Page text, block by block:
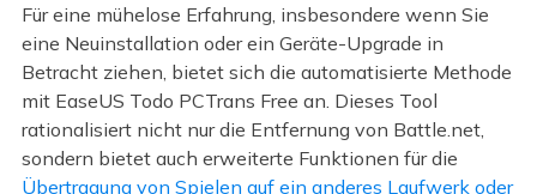
Für eine mühelose Erfahrung, insbesondere wenn Sie
eine Neuinstallation oder ein Geräte-Upgrade in
Betracht ziehen, bietet sich die automatisierte Methode
mit EaseUS Todo PCTrans Free an. Dieses Tool
rationalisiert nicht nur die Entfernung von Battle.net,
sondern bietet auch erweiterte Funktionen für die
Übertragung von Spielen auf ein anderes Laufwerk oder